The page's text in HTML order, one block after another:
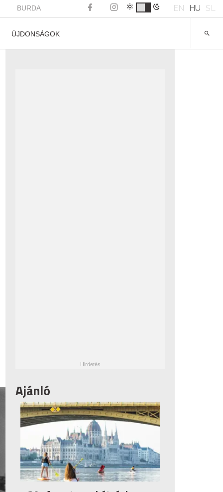
BURDA EN HU SL
ÚJDONSÁGOK
Ajánló